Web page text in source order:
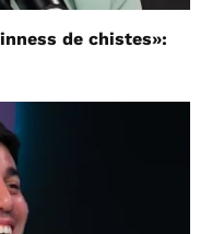
de chistes»: